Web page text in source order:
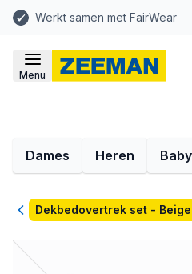
Werkt samen met FairWear
Menu
Dames Heren Baby
TerugDekbedovertrek set - Beige